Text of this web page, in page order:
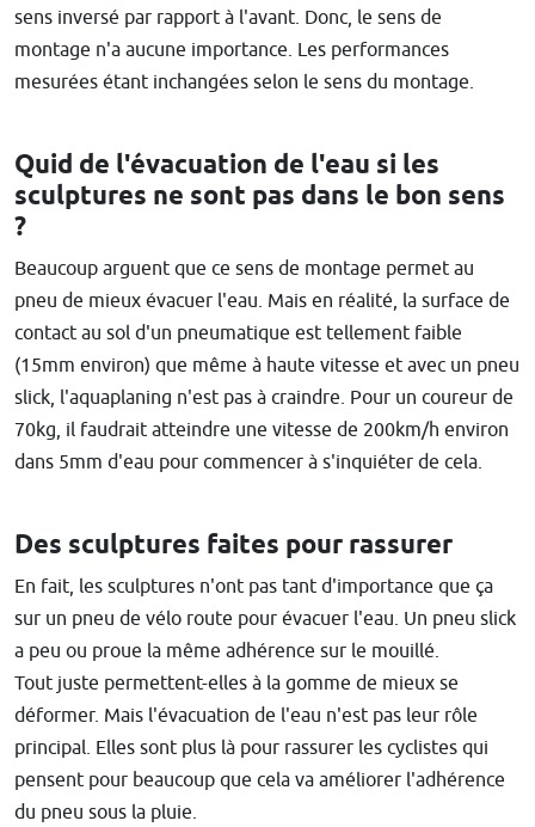
sens inversé par rapport à l'avant. Donc, le sens de
montage n'a aucune importance. Les performances
mesurées étant inchangées selon le sens du montage.
Quid de l'évacuation de l'eau si les
sculptures ne sont pas dans le bon sens
?
Beaucoup arguent que ce sens de montage permet au
pneu de mieux évacuer l'eau. Mais en réalité, la surface de
contact au sol d'un pneumatique est tellement faible
(15mm environ) que même à haute vitesse et avec un pneu
slick, l'aquaplaning n'est pas à craindre. Pour un coureur de
70kg, il faudrait atteindre une vitesse de 200km/h environ
dans 5mm d'eau pour commencer à s'inquiéter de cela.
Des sculptures faites pour rassurer
En fait, les sculptures n'ont pas tant d'importance que ça
sur un pneu de vélo route pour évacuer l'eau. Un pneu slick
a peu ou proue la même adhérence sur le mouillé.
Tout juste permettent-elles à la gomme de mieux se
déformer. Mais l'évacuation de l'eau n'est pas leur rôle
principal. Elles sont plus là pour rassurer les cyclistes qui
pensent pour beaucoup que cela va améliorer l'adhérence
du pneu sous la pluie.